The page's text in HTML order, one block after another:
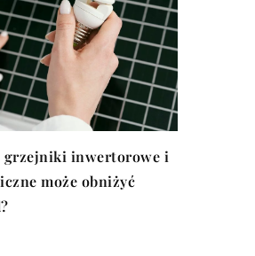
grzejniki inwertorowe i
może obniżyć